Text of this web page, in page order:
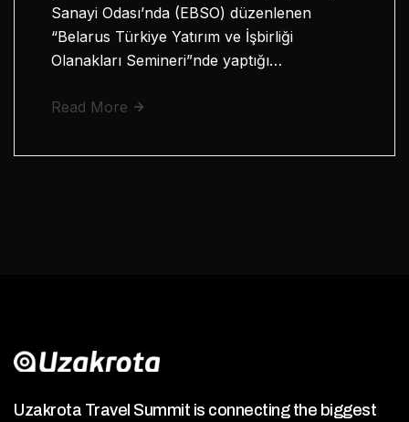
Sanayi Odası’nda (EBSO) düzenlenen
“Belarus Türkiye Yatırım ve İşbirliği
Olanakları Semineri”nde yaptığı…
Read More
Uzakrota Travel Summit is connecting the biggest